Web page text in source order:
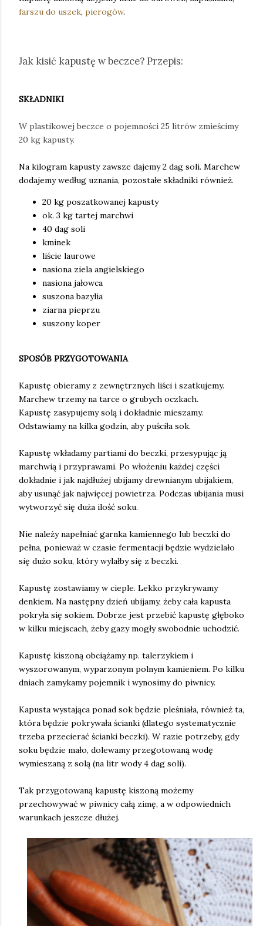
farszu do uszek, pierogów.
Jak kisić kapustę w beczce? Przepis:
SKŁADNIKI
W plastikowej beczce o pojemności 25 litrów zmieścimy
20 kg kapusty.
Na kilogram kapusty zawsze dajemy 2 dag soli. Marchew
dodajemy według uznania, pozostałe składniki również.
20 kg poszatkowanej kapusty
ok. 3 kg tartej marchwi
40 dag soli
kminek
liście laurowe
nasiona ziela angielskiego
nasiona jałowca
suszona bazylia
ziarna pieprzu
suszony koper
SPOSÓB PRZYGOTOWANIA
Kapustę obieramy z zewnętrznych liści i szatkujemy.
Marchew trzemy na tarce o grubych oczkach.
Kapustę zasypujemy solą i dokładnie mieszamy.
Odstawiamy na kilka godzin, aby puściła sok.
Kapustę wkładamy partiami do beczki, przesypując ją
marchwią i przyprawami. Po włożeniu każdej części
dokładnie i jak najdłużej ubijamy drewnianym ubijakiem,
aby usunąć jak najwięcej powietrza. Podczas ubijania musi
wytworzyć się duża ilość soku.
Nie należy napełniać garnka kamiennego lub beczki do
pełna, ponieważ w czasie fermentacji będzie wydzielało
się dużo soku, który wylałby się z beczki.
Kapustę zostawiamy w cieple. Lekko przykrywamy
denkiem. Na następny dzień ubijamy, żeby cała kapusta
pokryła się sokiem. Dobrze jest przebić kapustę głęboko
w kilku miejscach, żeby gazy mogły swobodnie uchodzić.
Kapustę kiszoną obciążamy np. talerzykiem i
wyszorowanym, wyparzonym polnym kamieniem. Po kilku
dniach zamykamy pojemnik i wynosimy do piwnicy.
Kapusta wystająca ponad sok będzie pleśniała, również ta,
która będzie pokrywała ścianki (dlatego systematycznie
trzeba przecierać ścianki beczki). W razie potrzeby, gdy
soku będzie mało, dolewamy przegotowaną wodę
wymieszaną z solą (na litr wody 4 dag soli).
Tak przygotowaną kapustę kiszoną możemy
przechowywać w piwnicy całą zimę, a w odpowiednich
warunkach jeszcze dłużej.